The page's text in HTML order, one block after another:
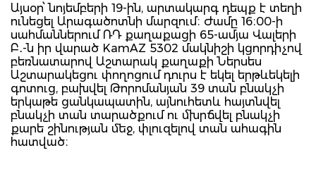
Այսօր՝ նոյեմբերի 19-ին, արտակարգ դեպք է տեղի
ունեցել Արագածոտնի մարզում։ Ժամը 16։00-ի
սահմաններում ՌԴ քաղաքացի 65-ամյա Վալերի
Բ․-ն իր վարած KamAZ 5302 մակնիշի կցորդիչով
բեռնատարով Աշտարակ քաղաքի Ներսես
Աշտարակեցու փողոցում դուրս է եկել երթևեկելի
գոտուց, բախվել Թորոմանյան 39 տան բնակչի
երկաթե ցանկապատին, այնուհետև հայտնվել
բնակչի տան տարածքում ու մխրճվել բնակչի
քարե շինության մեջ, փլուզելով տան ահագին
հատված։